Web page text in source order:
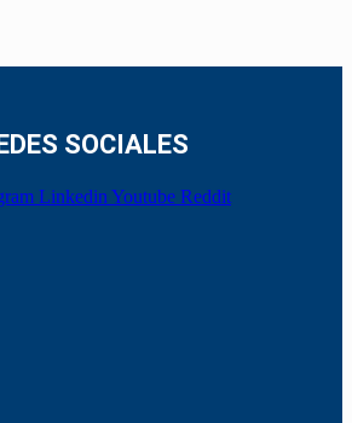
SOCIALES
Linkedin Youtube Reddit